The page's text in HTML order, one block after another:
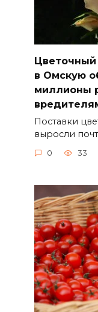
Цветочный
в Омскую
миллионы
Поставки
выросли
0 33